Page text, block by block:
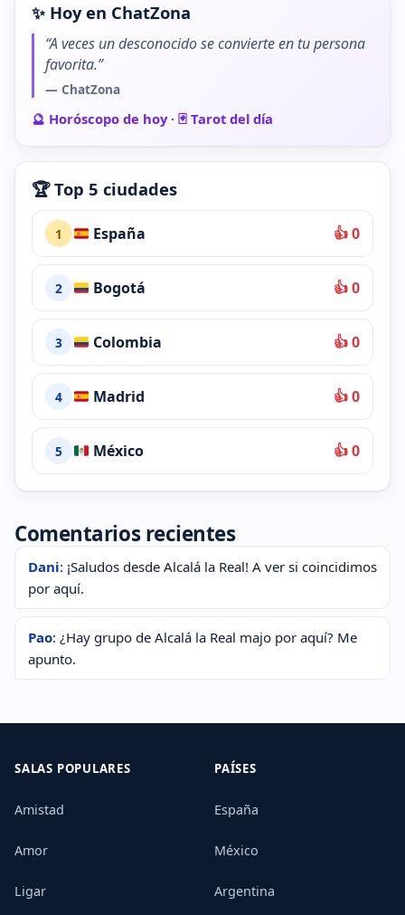
✨ Hoy en ChatZona
“A veces un desconocido se convierte en tu persona
favorita.”
— ChatZona
🔮 Horóscopo de hoy· 🃏 Tarot del día
🏆 Top 5 ciudades
1 España 👍 0
2 Bogotá 👍 0
3 Colombia 👍 0
4 Madrid 👍 0
5 México 👍 0
Comentarios recientes
Dani: ¡Saludos desde Alcalá la Real! A ver si coincidimos
por aquí.
Pao: ¿Hay grupo de Alcalá la Real majo por aquí? Me
apunto.
SALAS POPULARES
Amistad
Amor
Ligar
PAÍSES
España
México
Argentina